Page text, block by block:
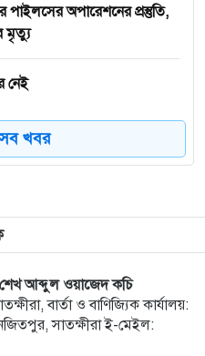
পাইলসের অপারেশনের প্রস্তুতি,
মৃত্যু
নেই
সোমবার সকাল ১০টায়,
আবার বন্ধুত্বও চাইবেন—এভাবে
দুই প্রাক্তন স্বামীকে
সব খবর
শেখ আব্দুল ওয়াজেদ কচি
বার্তা ও বাণিজ্যিক কার্যালয়:
সাতক্ষীরা ই-মেইল: